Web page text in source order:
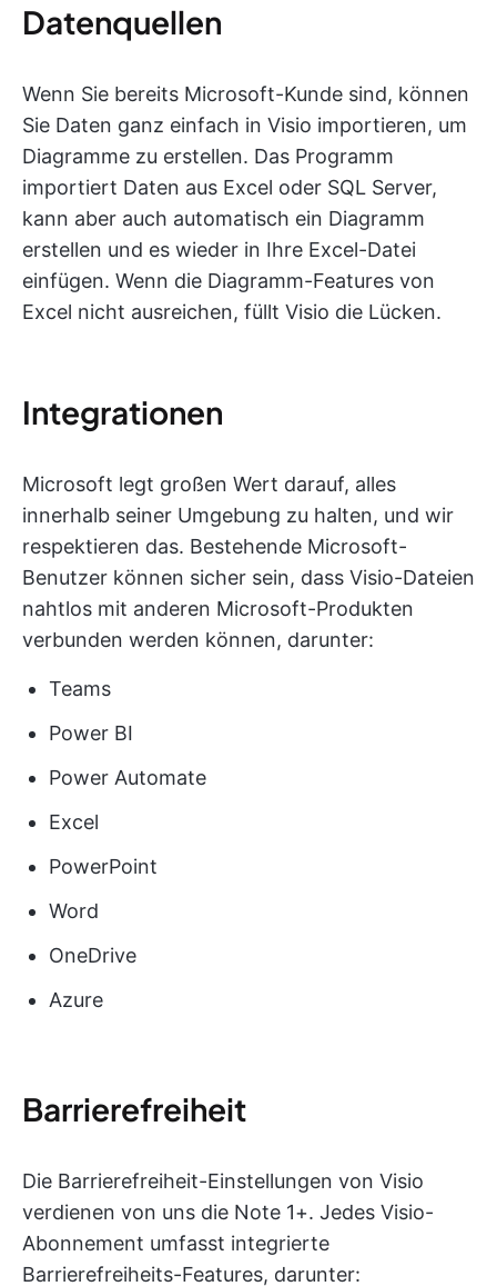
Datenquellen
Wenn Sie bereits Microsoft-Kunde sind, können
Sie Daten ganz einfach in Visio importieren, um
Diagramme zu erstellen. Das Programm
importiert Daten aus Excel oder SQL Server,
kann aber auch automatisch ein Diagramm
erstellen und es wieder in Ihre Excel-Datei
einfügen. Wenn die Diagramm-Features von
Excel nicht ausreichen, füllt Visio die Lücken.
Integrationen
Microsoft legt großen Wert darauf, alles
innerhalb seiner Umgebung zu halten, und wir
respektieren das. Bestehende Microsoft-
Benutzer können sicher sein, dass Visio-Dateien
nahtlos mit anderen Microsoft-Produkten
verbunden werden können, darunter:
Teams
Power BI
Power Automate
Excel
PowerPoint
Word
OneDrive
Azure
Barrierefreiheit
Die Barrierefreiheit-Einstellungen von Visio
verdienen von uns die Note 1+. Jedes Visio-
Abonnement umfasst integrierte
Barrierefreiheits-Features, darunter: